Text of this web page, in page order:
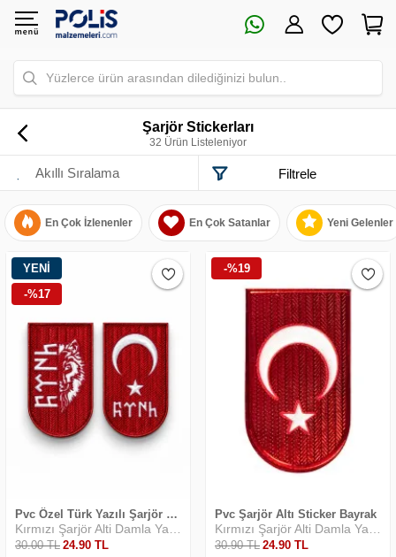
Yüzlerce ürün arasından dilediğinizi bulun..
Şarjör Stickerları
32 Ürün Listeleniyor
Filtrele
En Çok İzlenenler En Çok Satanlar Yeni Gelenler
YENİ
-%17
Pvc Özel Türk Yazılı Şarjör Altı Sticker
Kırmızı Şarjör Alti Damla Yapiştirma
30.00TL 24.90 TL
-%19
Pvc Şarjör Altı Sticker Bayrak
Kırmızı Şarjör Alti Damla Yapiştirma
30.90TL 24.90 TL